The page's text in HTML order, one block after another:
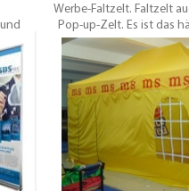
Werbe-Faltzelt. Faltzelt
Pop-up-Zelt. Es ist das
sie weit verbreitet
Förderung, Verkauf
Hochzeit im
show,